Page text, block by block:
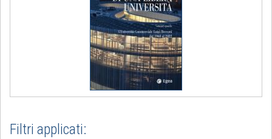
Filtri applicati: